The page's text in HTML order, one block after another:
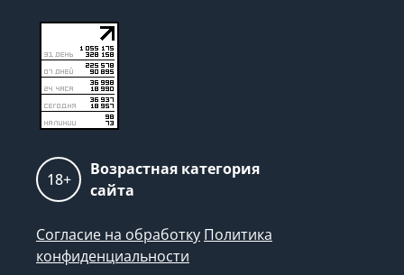
18+
Возрастная категория
сайта
Согласие на обработку Политика
конфиденциальности